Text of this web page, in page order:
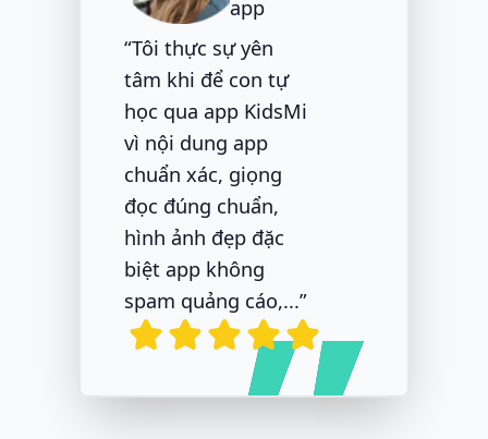
app
“Tôi thực sự yên
tâm khi để con tự
học qua app KidsMi
vì nội dung app
chuẩn xác, giọng
đọc đúng chuẩn,
hình ảnh đẹp đặc
biệt app không
spam quảng cáo,...”